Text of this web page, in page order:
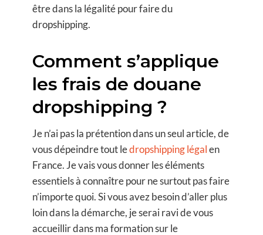
être dans la légalité pour faire du
dropshipping.
Comment s’applique
les frais de douane
dropshipping ?
Je n’ai pas la prétention dans un seul article, de
vous dépeindre tout ledropshipping légalen
France. Je vais vous donner les éléments
essentiels à connaître pour ne surtout pas faire
n’importe quoi. Si vous avez besoin d’aller plus
loin dans la démarche, je serai ravi de vous
accueillir dans ma formation sur le